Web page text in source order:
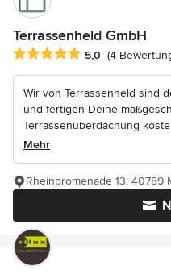
Terrassenheld GmbH
Durchschnittliche
5,0 (4
Wir von Terrassenheld sind
und fertigen Deine
Terrassenüberdachung
Mehr
Rheinpromenade 13, 40789